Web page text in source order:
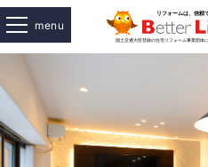
menu